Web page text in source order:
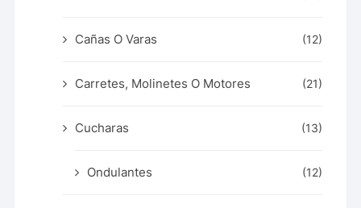
Cañas O Varas (12)
Carretes, Molinetes O Motores (21)
Cucharas (13)
Ondulantes (12)